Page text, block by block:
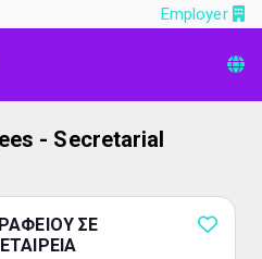
Employer
- Secretarial
ΣΕ